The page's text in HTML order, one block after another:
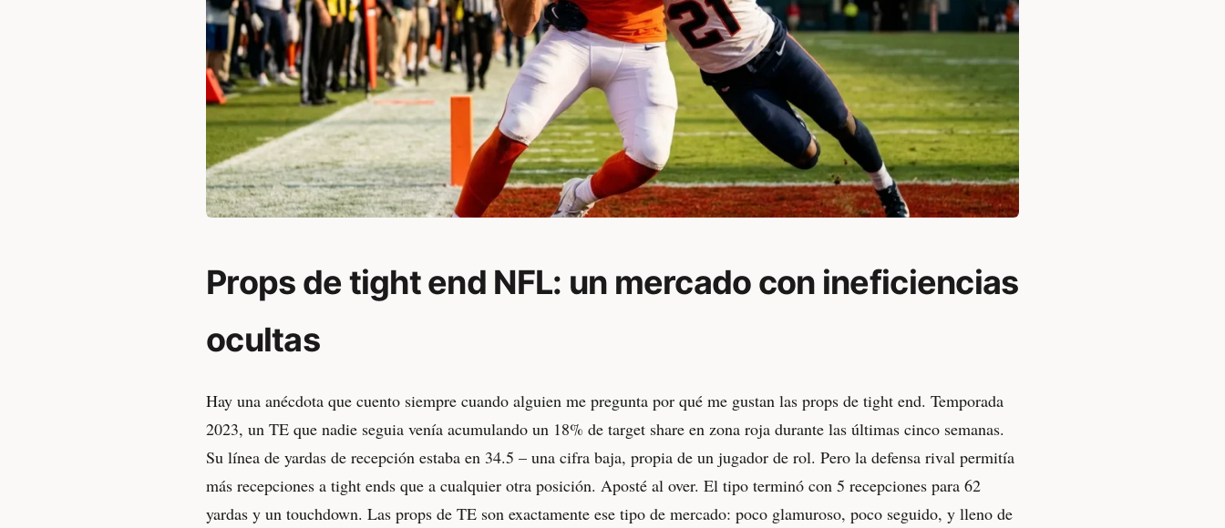
Props de tight end NFL: un mercado con ineficiencias
ocultas
Hay una anécdota que cuento siempre cuando alguien me pregunta por qué me gustan las props de tight end. Temporada
2023, un TE que nadie seguia venía acumulando un 18% de target share en zona roja durante las últimas cinco semanas.
Su línea de yardas de recepción estaba en 34.5 – una cifra baja, propia de un jugador de rol. Pero la defensa rival permitía
más recepciones a tight ends que a cualquier otra posición. Aposté al over. El tipo terminó con 5 recepciones para 62
yardas y un touchdown. Las props de TE son exactamente ese tipo de mercado: poco glamuroso, poco seguido, y lleno de